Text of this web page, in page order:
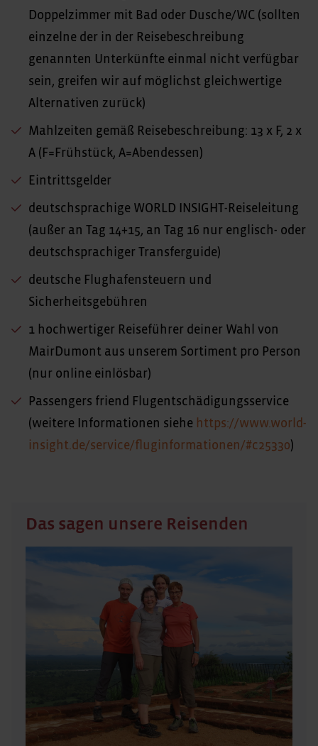
Doppelzimmer mit Bad oder Dusche/WC (sollten
einzelne der in der Reisebeschreibung
genannten Unterkünfte einmal nicht verfügbar
sein, greifen wir auf möglichst gleichwertige
Alternativen zurück)
Mahlzeiten gemäß Reisebeschreibung: 13 x F, 2 x
A (F=Frühstück, A=Abendessen)
Eintrittsgelder
deutschsprachige WORLD INSIGHT-Reiseleitung
(außer an Tag 14+15, an Tag 16 nur englisch- oder
deutschsprachiger Transferguide)
deutsche Flughafensteuern und
Sicherheitsgebühren
1 hochwertiger Reiseführer deiner Wahl von
MairDumont aus unserem Sortiment pro Person
(nur online einlösbar)
Passengers friend Flugentschädigungsservice
(weitere Informationen siehe https://www.world-
insight.de/service/fluginformationen/#c25330)
Das sagen unsere Reisenden